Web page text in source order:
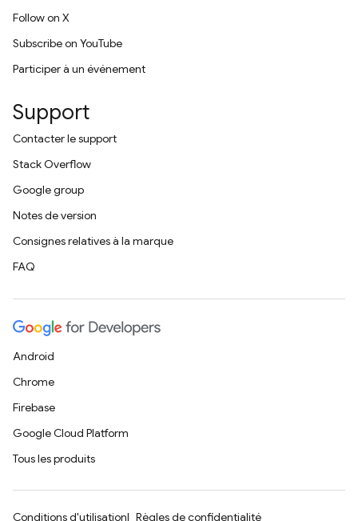
Follow on X
Subscribe on YouTube
Participer à un événement
Support
Contacter le support
Stack Overflow
Google group
Notes de version
Consignes relatives à la marque
FAQ
Android
Chrome
Firebase
Google Cloud Platform
Tous les produits
Conditions d'utilisation Règles de confidentialité